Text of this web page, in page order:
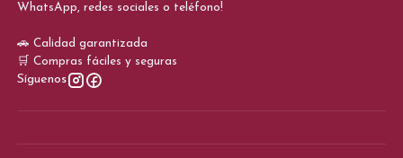
WhatsApp, redes sociales o teléfono!
🚗 Calidad garantizada
🛒 Compras fáciles y seguras
Síguenos